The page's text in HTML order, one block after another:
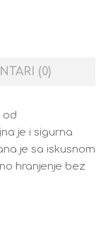
(0)
od
je i sigurna
je sa iskusnom
hranjenje bez